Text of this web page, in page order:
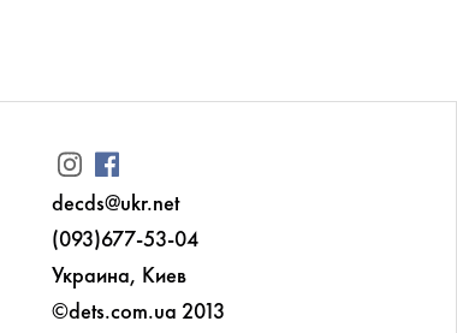
decds@ukr.net
(093)677-53-04
Украина, Киев
©dets.com.ua 2013